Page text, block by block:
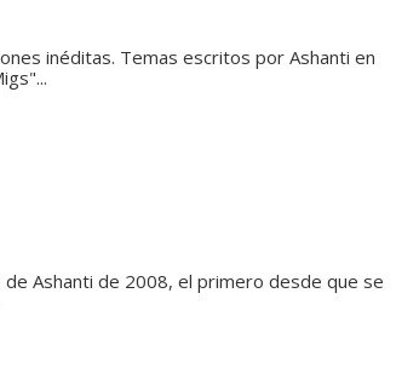
inéditas. Temas escritos por Ashanti en
Ashanti de 2008, el primero desde que se